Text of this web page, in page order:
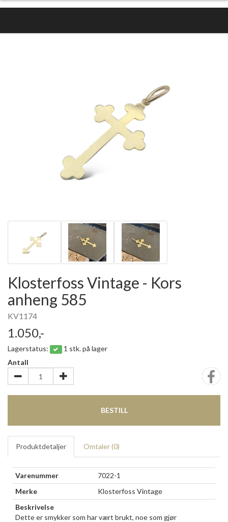
Klosterfoss Vintage - Kors
anheng 585
KV1174
1.050,-
Lagerstatus:
1 stk. på lager
Antall
BESTILL
Produktdetaljer Omtaler (0)
Varenummer
7022-1
Merke
Klosterfoss Vintage
Beskrivelse
Dette er smykker som har vært brukt, noe som gjør